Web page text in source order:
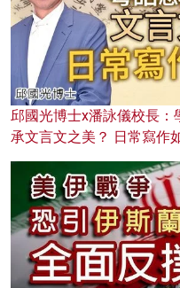
邱國光博士x潘詠儀校長
承文言文之美？ 日常寫作